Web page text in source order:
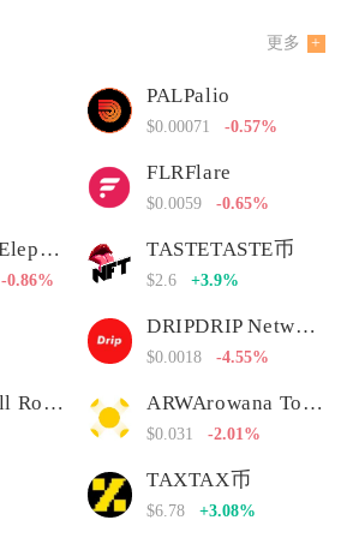
更多
PALPalio
$0.00071 -0.57%
FLRFlare
$0.0059 -0.65%
ELEPHANTElephant Money
-0.86%
TASTETASTE币
$2.6 +3.9%
DRIPDRIP Network
$0.0018 -4.55%
MRIMarshall Rogan Inu ARWArowana Token
$0.031 -2.01%
TAXTAX币
$6.78 +3.08%